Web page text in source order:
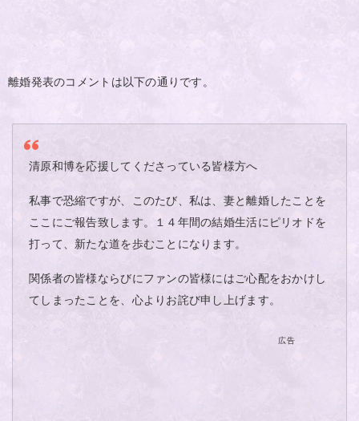
離婚発表のコメントは以下の通りです。
清原和博を応援してくださっている皆様方へ
私事で恐縮ですが、このたび、私は、妻と離婚したことを
ここにご報告致します。１４年間の結婚生活にピリオドを
打って、新たな道を歩むことになります。
関係者の皆様ならびにファンの皆様にはご心配をおかけし
てしまったことを、心よりお詫び申し上げます。
広告